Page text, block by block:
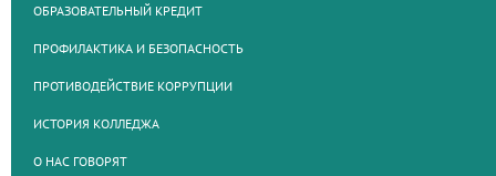
ОБРАЗОВАТЕЛЬНЫЙ КРЕДИТ
ПРОФИЛАКТИКА И БЕЗОПАСНОСТЬ
ПРОТИВОДЕЙСТВИЕ КОРРУПЦИИ
ИСТОРИЯ КОЛЛЕДЖА
О НАС ГОВОРЯТ